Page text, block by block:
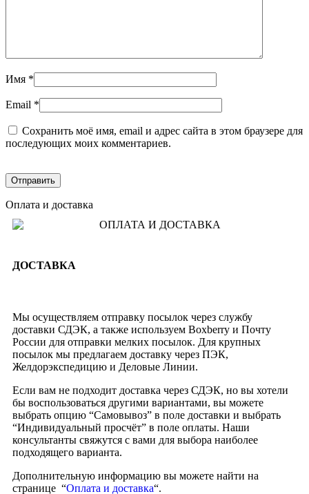
Имя *
Email *
Сохранить моё имя, email и адрес сайта в этом браузере для
последующих моих комментариев.
Оплата и доставка
ДОСТАВКА
Мы осуществляем отправку посылок через службу
доставки СДЭК, а также используем Boxberry и Почту
России для отправки мелких посылок. Для крупных
посылок мы предлагаем доставку через ПЭК,
Желдорэкспедицию и Деловые Линии.
Если вам не подходит доставка через СДЭК, но вы хотели
бы воспользоваться другими вариантами, вы можете
выбрать опцию “Самовывоз” в поле доставки и выбрать
“Индивидуальный просчёт” в поле оплаты. Наши
консультанты свяжутся с вами для выбора наиболее
подходящего варианта.
Дополнительную информацию вы можете найти на
странице “Оплата и доставка“.